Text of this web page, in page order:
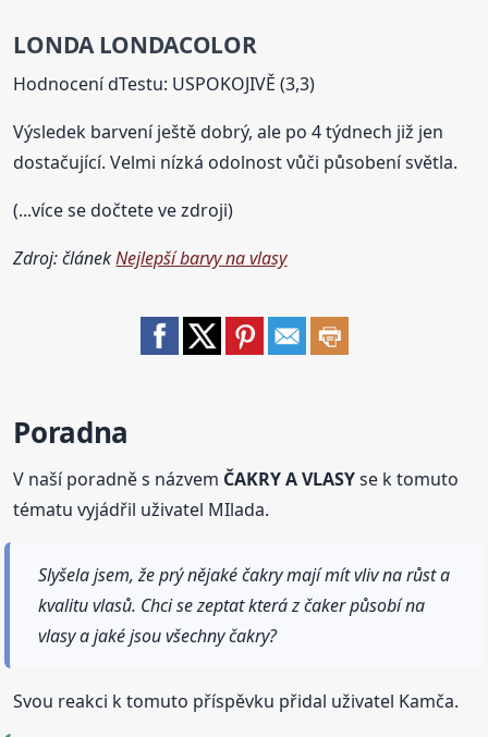
LONDA LONDACOLOR
Hodnocení dTestu: USPOKOJIVĚ (3,3)
Výsledek barvení ještě dobrý, ale po 4 týdnech již jen
dostačující. Velmi nízká odolnost vůči působení světla.
(...více se dočtete ve zdroji)
Zdroj: článekNejlepší barvy na vlasy
Poradna
V naší poradně s názvem ČAKRY A VLASYse k tomuto
tématu vyjádřil uživatel MIlada.
Slyšela jsem, že prý nějaké čakry mají mít vliv na růst a
kvalitu vlasů. Chci se zeptat která z čaker působí na
vlasy a jaké jsou všechny čakry?
Svou reakci k tomuto příspěvku přidal uživatel Kamča.